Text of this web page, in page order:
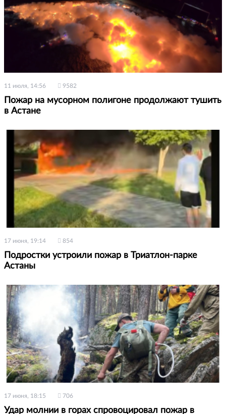
11 июля, 14:56 9582
Пожар на мусорном полигоне продолжают тушить
в Астане
17 июня, 19:14 854
Подростки устроили пожар в Триатлон-парке
Астаны
17 июня, 18:15 706
Удар молнии в горах спровоцировал пожар в